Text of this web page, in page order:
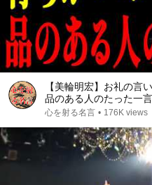
【美輪明宏】お礼の言
品のある人のたった一
葉の力｜人生哲学｜
心を射る名言 • 176K views